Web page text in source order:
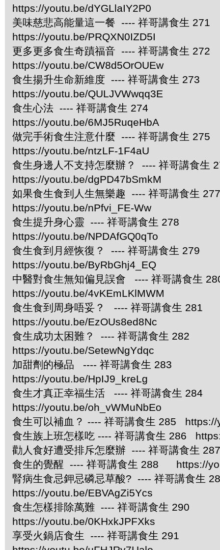
https://youtu.be/dYGLlaIY2P0
美味慈悲高能量這一餐 ---- 祥哥講食生 271
https://youtu.be/PRQXN0IZD5I
更多更多食生奇蹟福音 ---- 祥哥講食生 272
https://youtu.be/CW8d5OrOUEw
食生揚升生命新維度 ---- 祥哥講食生 273
https://youtu.be/QULJVWwqq3E
食生心法 ---- 祥哥講食生 274
https://youtu.be/6MJ5RuqeHbA
做完手術食生注意什麼 ---- 祥哥講食生 275
https://youtu.be/ntzLF-1F4aU
食生身邊人不支持怎麼辦？ ---- 祥哥講食生
https://youtu.be/dgPD47bSmkM
如果食生食到人生無樂趣 ---- 祥哥講食生 277
https://youtu.be/nPfvi_FE-Ww
食生提升身心靈 ---- 祥哥講食生 278
https://youtu.be/NPDAfGQ0qTo
食生食到月經恢復？ ---- 祥哥講食生 279
https://youtu.be/ByRbGhj4_EQ
中醫對食生無知偏見誤會 ---- 祥哥講食生
https://youtu.be/4vKEmLKlMWM
食生食到周身唔妥？ ---- 祥哥講食生 281
https://youtu.be/EzOUs8ed8Nc
食生成功太困難？ ---- 祥哥講食生 282
https://youtu.be/SetewNgYdqc
加甜劑的極品 ---- 祥哥講食生 283
https://youtu.be/HpIJ9_kreLg
食生才真正幸福生活 ---- 祥哥講食生 284
https://youtu.be/oh_vWMuNbEo
食生可以補血？ ---- 祥哥講食生 285
食生族上班怎樣吃 ---- 祥哥講食生 286
勸人食好遭受排斥怎麼辦 ---- 祥哥講食生
食生的覺醒 ---- 祥哥講食生 288 https://
腎病生食忌鉀忌磷忌草酸? ---- 祥哥講食
https://youtu.be/EBVAgZi5Ycs
食生怎樣排除萬難 ---- 祥哥講食生 290
https://youtu.be/0KHxkJPFXks
享受火鍋店食生 ---- 祥哥講食生 291